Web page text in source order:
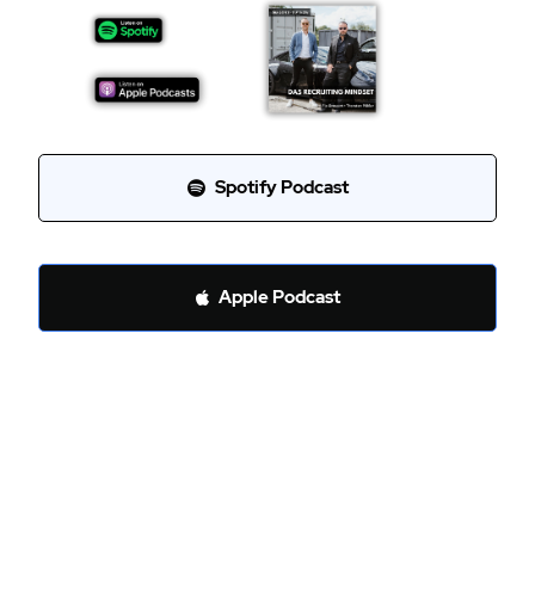
Spotify Podcast
Apple Podcast